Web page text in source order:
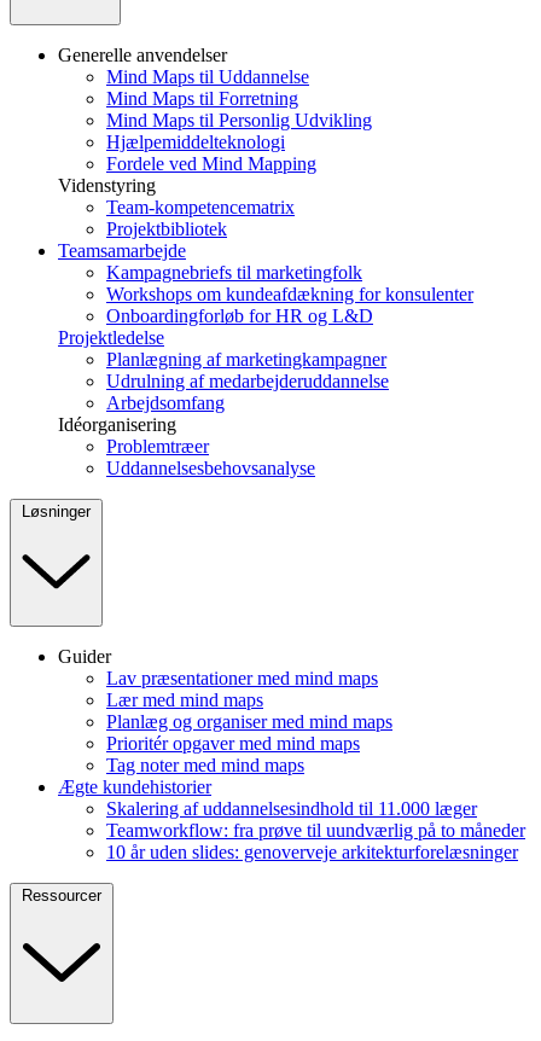
Generelle anvendelser
Mind Maps til Uddannelse
Mind Maps til Forretning
Mind Maps til Personlig Udvikling
Hjælpemiddelteknologi
Fordele ved Mind Mapping
Videnstyring
Team-kompetencematrix
Projektbibliotek
Teamsamarbejde
Kampagnebriefs til marketingfolk
Workshops om kundeafdækning for konsulenter
Onboardingforløb for HR og L&D
Projektledelse
Planlægning af marketingkampagner
Udrulning af medarbejderuddannelse
Arbejdsomfang
Idéorganisering
Problemtræer
Uddannelsesbehovsanalyse
Løsninger
Guider
Lav præsentationer med mind maps
Lær med mind maps
Planlæg og organiser med mind maps
Prioritér opgaver med mind maps
Tag noter med mind maps
Ægte kundehistorier
Skalering af uddannelsesindhold til 11.000 læger
Teamworkflow: fra prøve til uundværlig på to måneder
10 år uden slides: genoverveje arkitekturforelæsninger
Ressourcer